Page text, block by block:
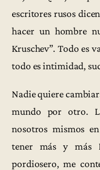
escritores rusos
hacer un hombre
Kruschev”. Todo es
todo es intimidad,
Nadie quiere
mundo por otro.
nosotros mismos
tener más y más
pordiosero, me